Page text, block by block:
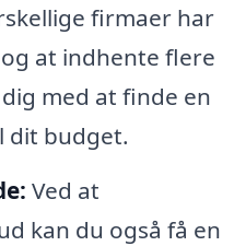
firmaer har
at indhente flere
med at finde en
dit budget.
Ved at
kan du også få en